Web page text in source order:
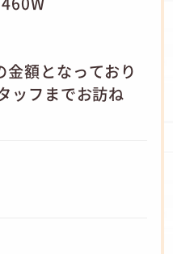
額となっており
ッフまでお訪ね